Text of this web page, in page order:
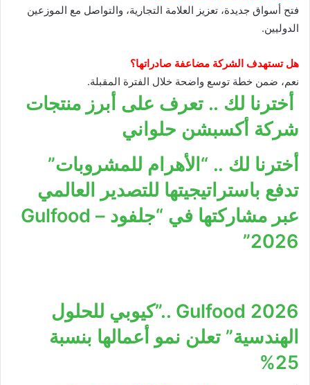
فتح أسواق جديدة، تعزيز العلامة التجارية، والتواصل مع الموزعين
الدوليين.
هل تستهدف الشركة مضاعفة صادراتها؟
نعم، ضمن خطة توسع واضحة خلال الفترة المقبلة.
أخترنا لك .. تعرف على أبرز منتجات
شركة أكسبشن حلواني
أخترنا لك .. “الأهرام للمشروبات”
تدفع باستراتيجيتها للتصدير العالمي
عبر مشاركتها في “جلفود – Gulfood
2026”
2026 Gulfood ..”كيوبي للحلول
الهندسية” تعلن نمو أعمالها بنسبة
25%